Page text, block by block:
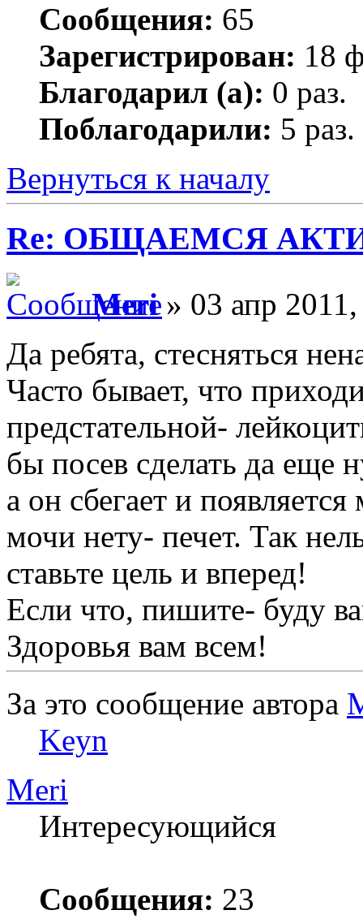
Сообщения: 65
Зарегистрирован: 18
Благодарил (а): 0 раз.
Поблагодарили: 5 раз.
Вернуться к началу
Re: ОБЩАЕМСЯ
Meri» 03 апр
Да ребята, стесняться
Часто бывает, что
предстательной-
бы посев сделать да еще
а он сбегает и
мочи нету- печет. Так
ставьте цель и вперед!
Если что, пишите- буду
Здоровья вам всем!
За это сообщение автора
Keyn
Meri
Интересующийся
Сообщения: 23